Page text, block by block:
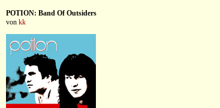
POTION: Band Of Outsiders
von kk